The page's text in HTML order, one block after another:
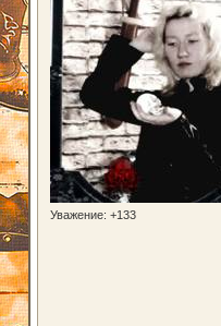
Уважение: +133